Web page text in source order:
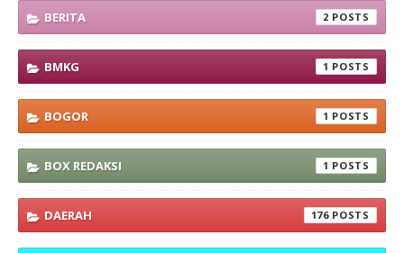
BERITA 2
BMKG 1
BOGOR 1
BOX REDAKSI 1
DAERAH 176